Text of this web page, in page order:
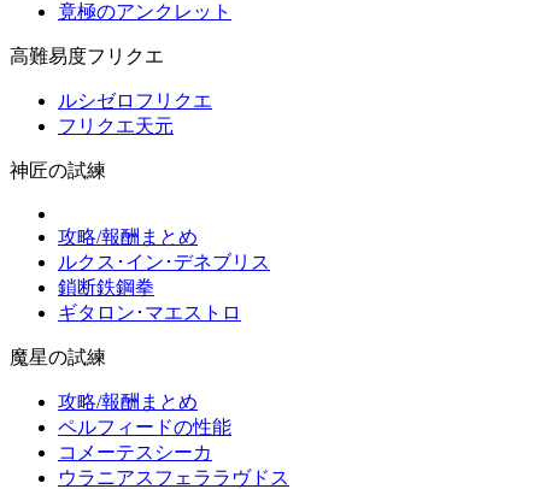
竟極のアンクレット
高難易度フリクエ
ルシゼロフリクエ
フリクエ天元
神匠の試練
攻略/報酬まとめ
ルクス･イン･デネブリス
鎖断鉄鋼拳
ギタロン･マエストロ
魔星の試練
攻略/報酬まとめ
ペルフィードの性能
コメーテスシーカ
ウラニアスフェララヴドス